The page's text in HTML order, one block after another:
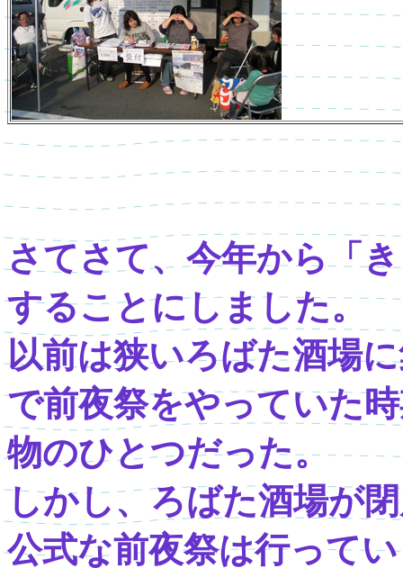
さてさて、今年から「
することにしました。
以前は狭いろばた酒場
で前夜祭をやっていた
物のひとつだった。
しかし、ろばた酒場が
公式な前夜祭は行って